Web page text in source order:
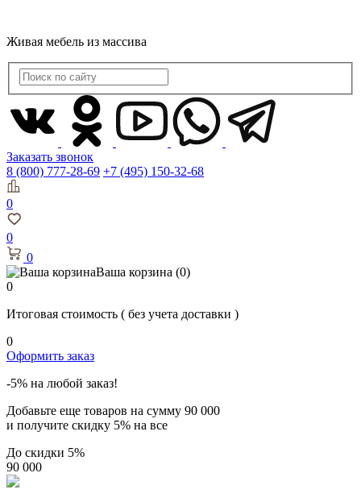
Живая мебель из массива
Заказать звонок
8 (800) 777-28-69 +7 (495) 150-32-68
0
0
0
Ваша корзина (0)
0
Итоговая стоимость ( без учета доставки )
0
Оформить заказ
-5% на любой заказ!
Добавьте еще товаров на сумму 90 000
и получите скидку 5% на все
До скидки 5%
90 000